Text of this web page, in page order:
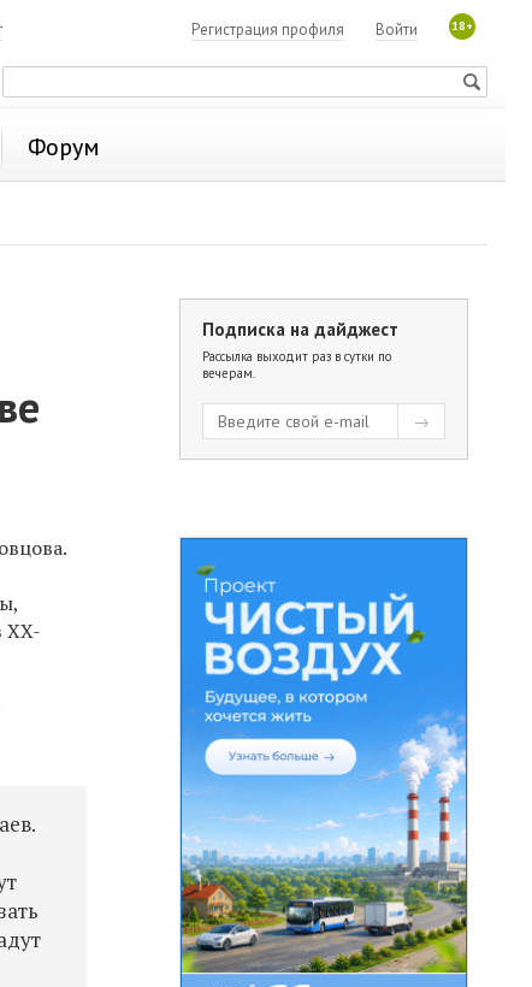
18+
Войти
Регистрация профиля
Форум
XX-
Подписка на дайджест
Рассылка выходит раз в сутки по
вечерам.